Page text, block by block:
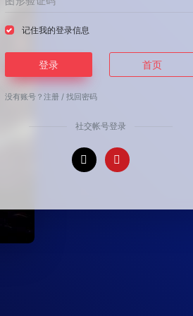
记住我的登录信息
登录 首页
没有账号？注册 /找回密码
社交帐号登录